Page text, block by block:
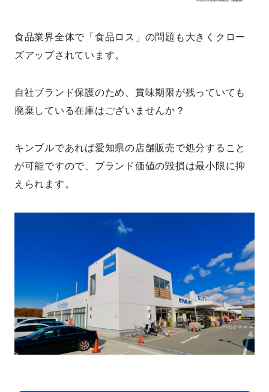
食品業界全体で「食品ロス」の問題も大きくクロー
ズアップされています。
自社ブランド保護のため、賞味期限が残っていても
廃棄している在庫はございませんか？
キンブルであれば愛知県の店舗販売で処分すること
が可能ですので、ブランド価値の毀損は最小限に抑
えられます。